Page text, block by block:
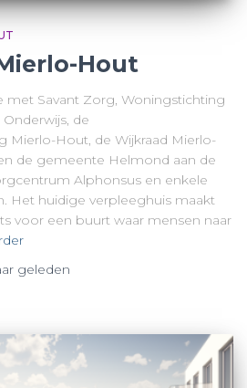
Hout
Savant Zorg, Woningstichting
de
Mierlo-Hout, de Wijkraad Mierlo-
de gemeente Helmond aan de
Alphonsus en enkele
Het huidige verpleeghuis maakt
voor een buurt waar mensen naar
geleden